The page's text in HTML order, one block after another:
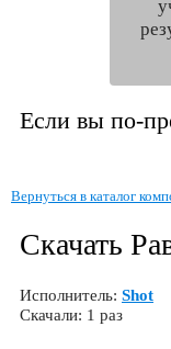
Если вы по-
Вернуться в каталог
Скачать
Исполнитель: Shot
Скачали: 1 раз